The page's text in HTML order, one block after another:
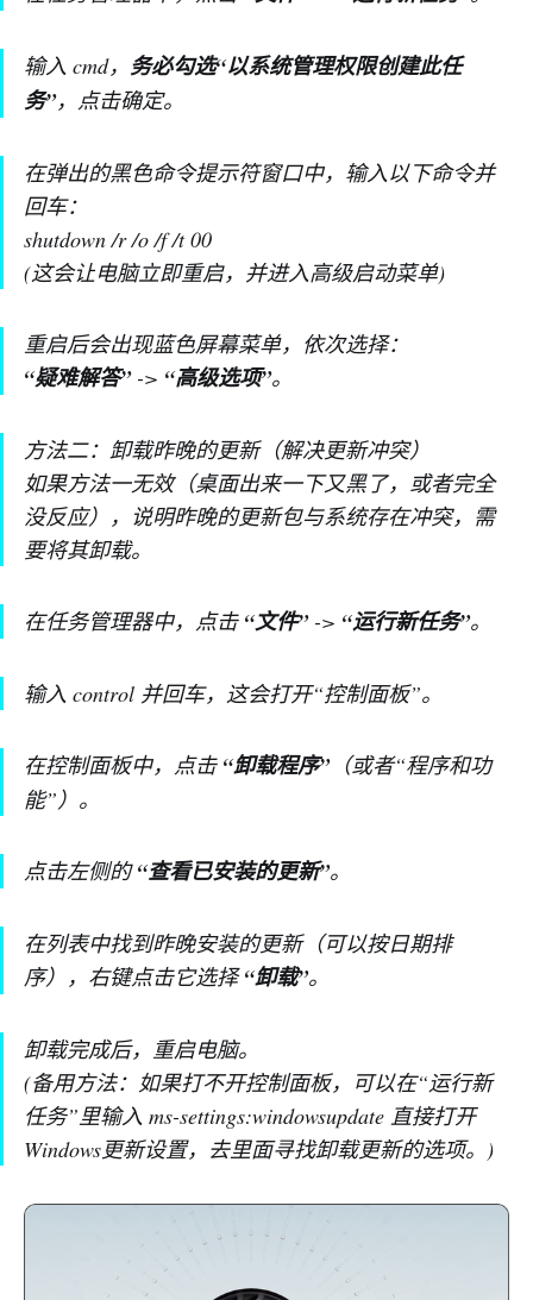
输入 cmd， 务必勾选“以系统管理权限创建此任
务”，点击确定。
在弹出的黑色命令提示符窗口中，输入以下命令并
回车：
shutdown /r /o /f /t 00
(这会让电脑立即重启，并进入高级启动菜单)
重启后会出现蓝色屏幕菜单，依次选择：
“疑难解答”-> “高级选项”。
方法二：卸载昨晚的更新（解决更新冲突）
如果方法一无效（桌面出来一下又黑了，或者完全
没反应），说明昨晚的更新包与系统存在冲突，需
要将其卸载。
在任务管理器中，点击 “文件”-> “运行新任务”。
输入 control 并回车，这会打开“控制面板”。
在控制面板中，点击 “卸载程序”（或者“程序和功
能”）。
点击左侧的“查看已安装的更新”。
在列表中找到昨晚安装的更新（可以按日期排
序），右键点击它选择“卸载”。
卸载完成后，重启电脑。
(备用方法：如果打不开控制面板，可以在“运行新
任务”里输入 ms-settings:windowsupdate 直接打开
Windows更新设置，去里面寻找卸载更新的选项。)